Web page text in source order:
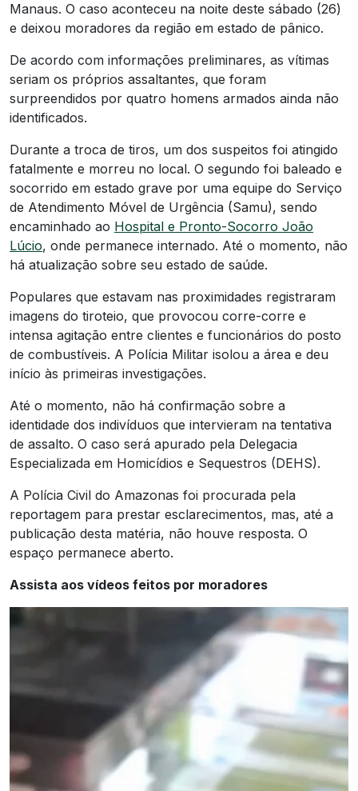
Manaus. O caso aconteceu na noite deste sábado (26)
e deixou moradores da região em estado de pânico.
De acordo com informações preliminares, as vítimas
seriam os próprios assaltantes, que foram
surpreendidos por quatro homens armados ainda não
identificados.
Durante a troca de tiros, um dos suspeitos foi atingido
fatalmente e morreu no local. O segundo foi baleado e
socorrido em estado grave por uma equipe do Serviço
de Atendimento Móvel de Urgência (Samu), sendo
encaminhado ao Hospital e Pronto-Socorro João
Lúcio, onde permanece internado. Até o momento, não
há atualização sobre seu estado de saúde.
Populares que estavam nas proximidades registraram
imagens do tiroteio, que provocou corre-corre e
intensa agitação entre clientes e funcionários do posto
de combustíveis. A Polícia Militar isolou a área e deu
início às primeiras investigações.
Até o momento, não há confirmação sobre a
identidade dos indivíduos que intervieram na tentativa
de assalto. O caso será apurado pela Delegacia
Especializada em Homicídios e Sequestros (DEHS).
A Polícia Civil do Amazonas foi procurada pela
reportagem para prestar esclarecimentos, mas, até a
publicação desta matéria, não houve resposta. O
espaço permanece aberto.
Assista aos vídeos feitos por moradores